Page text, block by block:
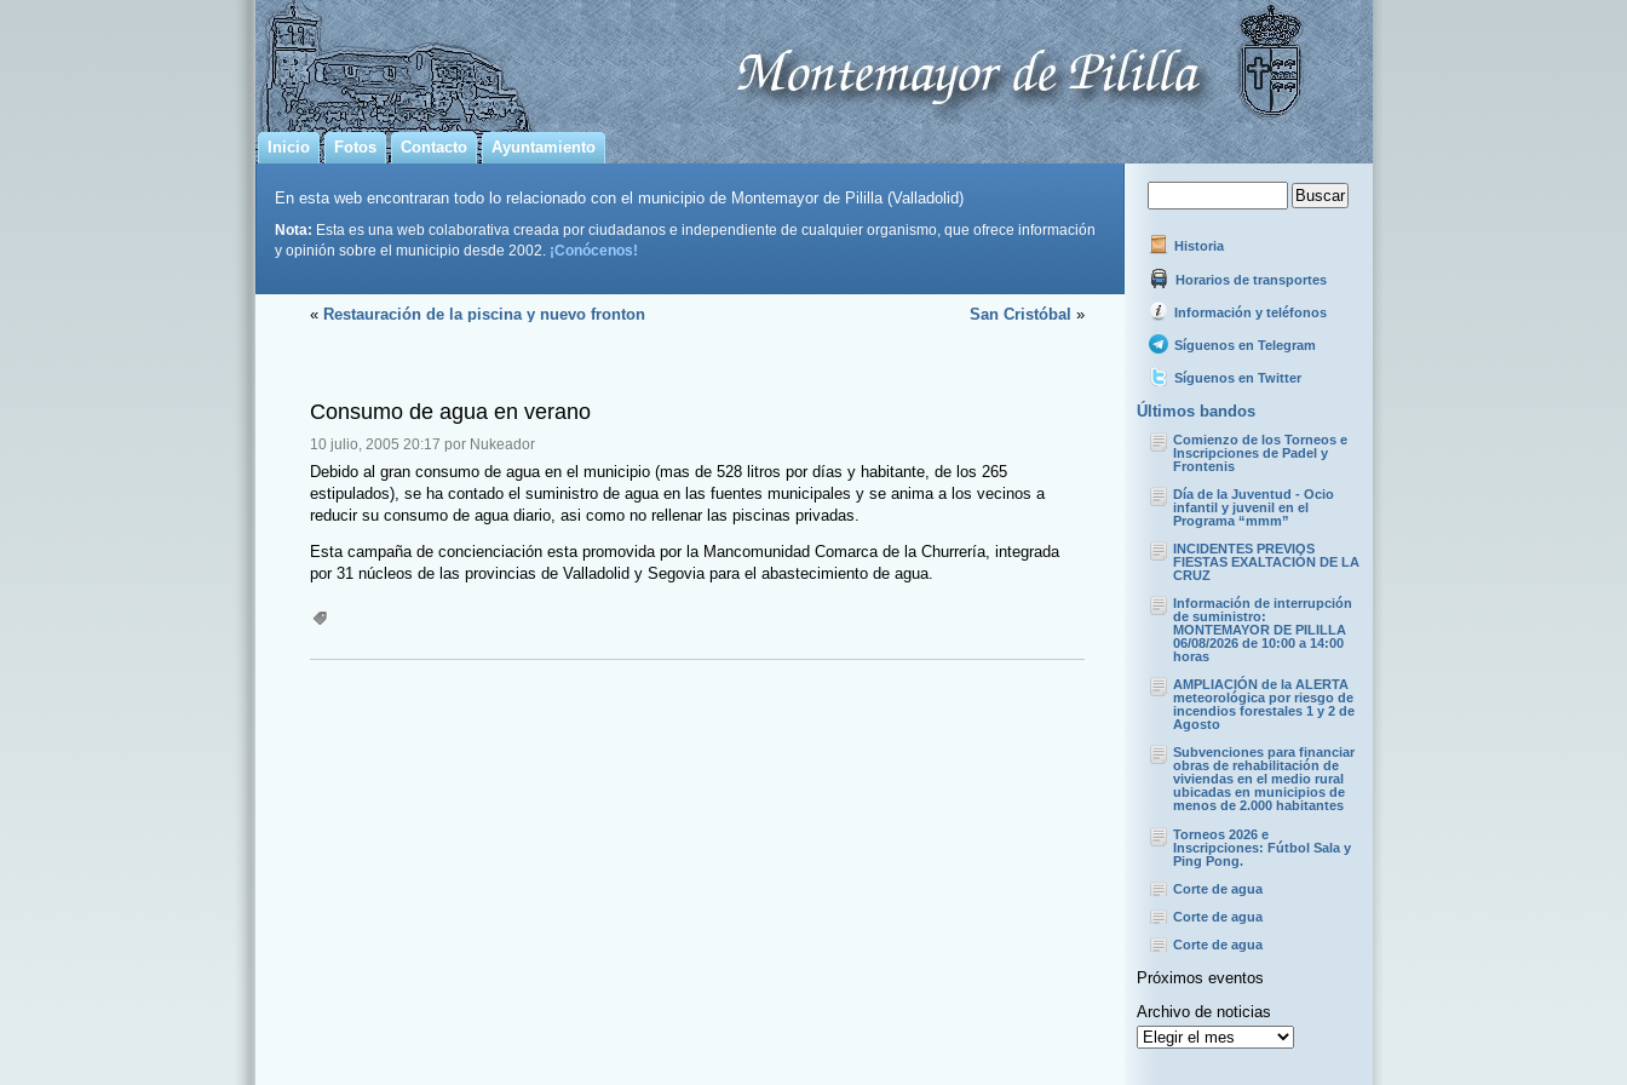
Inicio Fotos Contacto Ayuntamiento
En esta web encontraran todo lo relacionado con el municipio de Montemayor de Pililla (Valladolid)
Nota: Esta es una web colaborativa creada por ciudadanos e independiente de cualquier organismo, que ofrece información
y opinión sobre el municipio desde 2002.
¡Conócenos! Historia
Horarios de transportes
Información y teléfonos
Síguenos en Telegram
Síguenos en Twitter
Últimos bandos
Comienzo de los Torneos e
Inscripciones de Padel y
Frontenis
Día de la Juventud - Ocio
infantil y juvenil en el
Programa “mmm”
INCIDENTES PREVIOS
FIESTAS EXALTACIÓN DE LA
CRUZ
Información de interrupción
de suministro:
MONTEMAYOR DE PILILLA
06/08/2026 de 10:00 a 14:00
horas
AMPLIACIÓN de la ALERTA
meteorológica por riesgo de
incendios forestales 1 y 2 de
Agosto
Subvenciones para financiar
obras de rehabilitación de
viviendas en el medio rural
ubicadas en municipios de
menos de 2.000 habitantes
Torneos 2026 e
Inscripciones: Fútbol Sala y
Ping Pong.
Corte de agua
Corte de agua
Corte de agua
Próximos eventos
Archivo de noticias
« Restauración de la piscina y nuevo fronton San Cristóbal »
Consumo de agua en verano
10 julio, 2005 20:17 por Nukeador
Debido al gran consumo de agua en el municipio (mas de 528 litros por días y habitante, de los 265
estipulados), se ha contado el suministro de agua en las fuentes municipales y se anima a los vecinos a
reducir su consumo de agua diario, asi como no rellenar las piscinas privadas.
Esta campaña de concienciación esta promovida por la Mancomunidad Comarca de la Churrería, integrada
por 31 núcleos de las provincias de Valladolid y Segovia para el abastecimiento de agua.